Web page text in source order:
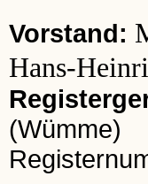
Vorstand:
Hans-
(Wümme)